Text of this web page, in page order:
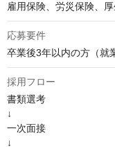
雇用保険、労災保険、
応募要件
卒業後3年以内の方（就
採用フロー
書類選考
↓
一次面接
↓